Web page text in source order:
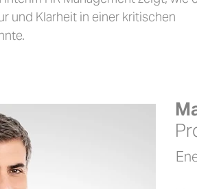
und Klarheit in einer kritischen